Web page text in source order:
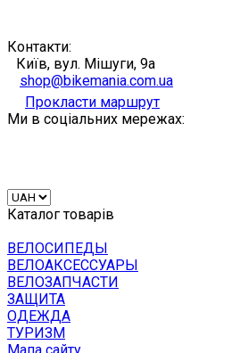
Контакти:
Київ, вул. Мішуги, 9а
shop@bikemania.com.ua
Прокласти маршрут
Ми в соціальних мережах:
Каталог товарів
ВЕЛОСИПЕДЫ
ВЕЛОАКСЕССУАРЫ
ВЕЛОЗАПЧАСТИ
ЗАЩИТА
ОДЕЖДА
ТУРИЗМ